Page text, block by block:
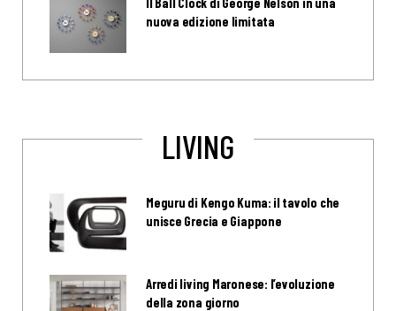
nuova edizione limitata
LIVING
Meguru di Kengo Kuma: il tavolo che
unisce Grecia e Giappone
Arredi living Maronese: l’evoluzione
della zona giorno